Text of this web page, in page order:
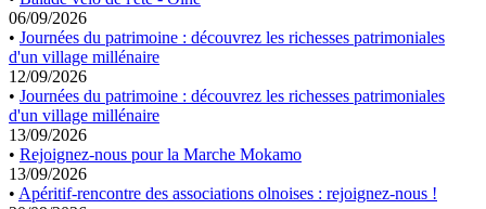
06/09/2026
• Journées du patrimoine : découvrez les richesses patrimoniales
d'un village millénaire
12/09/2026
• Journées du patrimoine : découvrez les richesses patrimoniales
d'un village millénaire
13/09/2026
• Rejoignez-nous pour la Marche Mokamo
13/09/2026
• Apéritif-rencontre des associations olnoises : rejoignez-nous !